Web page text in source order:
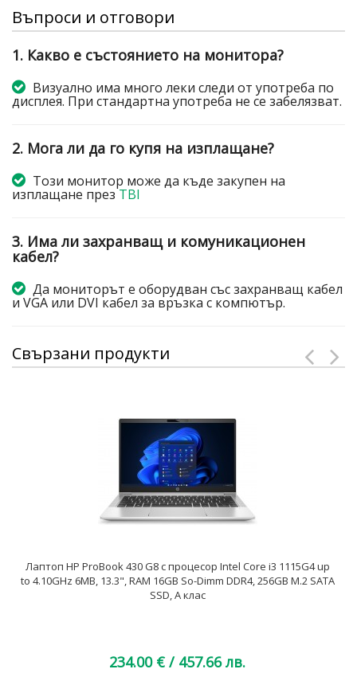
Въпроси и отговори
1. Какво е състоянието на монитора?
Визуално има много леки следи от употреба по
дисплея. При стандартна употреба не се забелязват.
2. Мога ли да го купя на изплащане?
Този монитор може да къде закупен на
изплащане презTBI
3. Има ли захранващ и комуникационен
кабел?
Да мониторът е оборудван със захранващ кабел
и VGA или DVI кабел за връзка с компютър.
Свързани продукти
Лаптоп HP ProBook 430 G8 с процесор Intel Core i3 1115G4 up
to 4.10GHz 6MB, 13.3", RAM 16GB So-Dimm DDR4, 256GB M.2 SATA
SSD, A клас
234.00 € / 457.66 лв.